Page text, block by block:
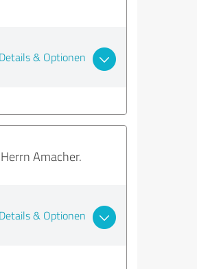
Details & Optionen
Amacher.
Details & Optionen